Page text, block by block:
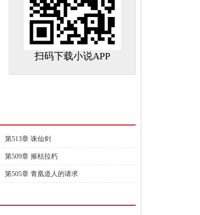
扫码下载小说APP
第513章 诛仙剑
第509章 摧枯拉朽
第505章 青凰道人的请求